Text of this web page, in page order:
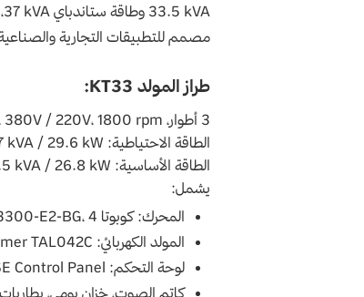
33.5 kVA وطاقة ستاندباي 37 kVA،
مصمم للتطبيقات التجارية
طراز المولد KT33
:
3 أطوار، 380V / 220V، 1800 rpm
الطاقة الاحتياطية: kVA / 29.6 kW
الطاقة الأساسية: kVA / 26.8 kW
يشمل:
المحرك:كوبوتا E2-BG، 4
المولد الكهربائي: TAL042C
لوحة التحكم: Control Panel
كاتم الصوت، خزان يومي،